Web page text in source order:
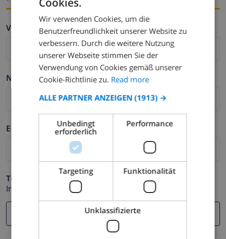
Vorname *
Nachname *
E-mail *
Telefonnummer *
Im Fall Ihre E-mail Adresse nicht korrekt funktioniert.
DUTCH
SPANISH
GERMAN
DANISH
NORWEGIAN
Wir verwenden Cookies, um die
Benutzerfreundlichkeit unserer Website zu
verbessern. Durch die weitere Nutzung
unserer Webseite stimmen Sie der
Verwendung von Cookies gemäß unserer
Cookie-Richtlinie zu. Read more
ALLE PARTNER ANZEIGEN (1913) →
Unbedingt
erforderlich
Performance
Targeting Funktionalität
Unklassifizierte